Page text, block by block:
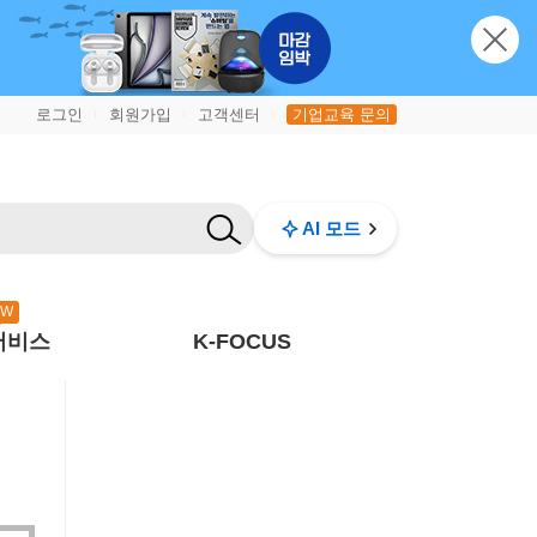
로그인 회원가입 고객센터 기업교육 문의
AI 모드
비스 K-FOCUS